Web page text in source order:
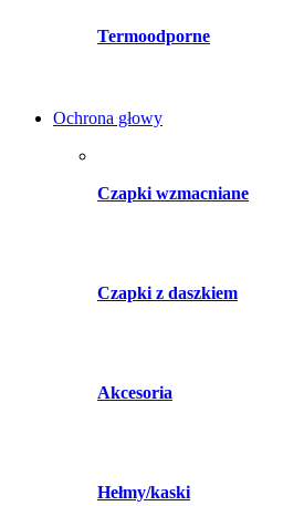
Termoodporne
Ochrona głowy
Czapki wzmacniane
Czapki z daszkiem
Akcesoria
Hełmy/kaski